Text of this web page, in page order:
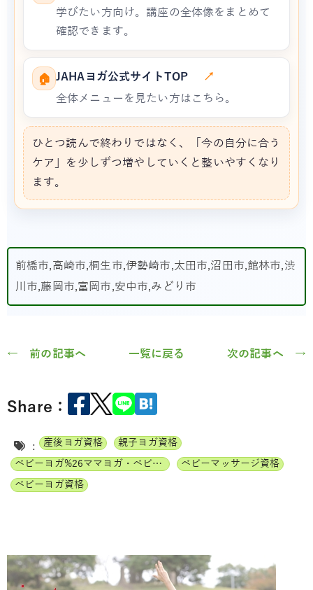
学びたい方向け。講座の全体像をまとめて
確認できます。
🏠 JAHAヨガ公式サイトTOP
↗
全体メニューを見たい方はこちら。
ひとつ読んで終わりではなく、「今の自分に合う
ケア」を少しずつ増やしていくと整いやすくなり
ます。
前橋市,高崎市,桐生市,伊勢崎市,太田市,沼田市,館林市,渋
川市,藤岡市,富岡市,安中市,みどり市
← 前の記事へ 一覧に戻る 次の記事へ →
Share：
: 産後ヨガ資格
親子ヨガ資格
ベビーヨガ%26ママヨガ・ベビーチャクラマッサージ通信講座
ベビーマッサージ資格
ベビーヨガ資格